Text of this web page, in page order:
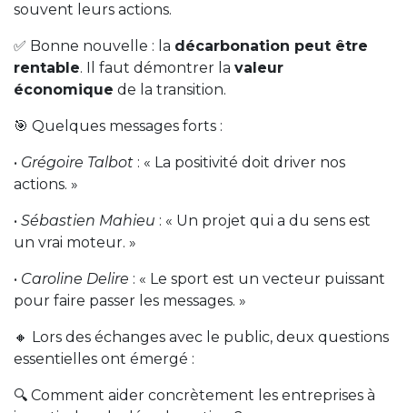
souvent leurs actions.
✅ Bonne nouvelle : la décarbonation peut être
rentable. Il faut démontrer la valeur
économique de la transition.
🎯 Quelques messages forts :
• Grégoire Talbot : « La positivité doit driver nos
actions. »
• Sébastien Mahieu : « Un projet qui a du sens est
un vrai moteur. »
• Caroline Delire : « Le sport est un vecteur puissant
pour faire passer les messages. »
🔸 Lors des échanges avec le public, deux questions
essentielles ont émergé :
🔍 Comment aider concrètement les entreprises à